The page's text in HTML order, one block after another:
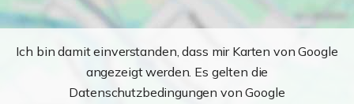
Ich bin damit einverstanden, dass mir Karten von Google
angezeigt werden. Es gelten die
Datenschutzbedingungen von Google